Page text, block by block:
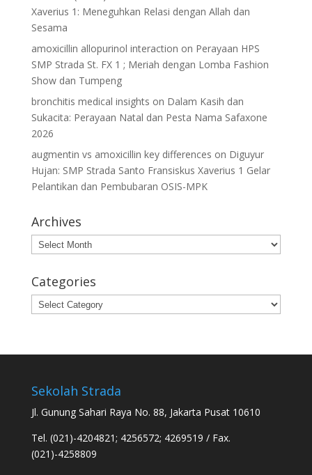
Xaverius 1: Meneguhkan Relasi dengan Allah dan
Sesama
amoxicillin allopurinol interaction on Perayaan HPS
SMP Strada St. FX 1 ; Meriah dengan Lomba Fashion
Show dan Tumpeng
bronchitis medical insights on Dalam Kasih dan
Sukacita: Perayaan Natal dan Pesta Nama Safaxone
2026
augmentin vs amoxicillin key differences on Diguyur
Hujan: SMP Strada Santo Fransiskus Xaverius 1 Gelar
Pelantikan dan Pembubaran OSIS-MPK
Archives
Archives
Categories
Categories
Sekolah Strada
Jl. Gunung Sahari Raya No. 88, Jakarta Pusat 10610
Tel. (021)-4204821; 4256572; 4269519 / Fax.
(021)-4258809